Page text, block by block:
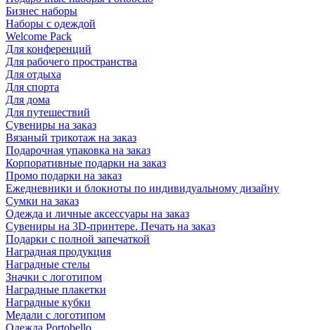
Бизнес наборы
Наборы с одеждой
Welcome Pack
Для конференций
Для рабочего пространства
Для отдыха
Для спорта
Для дома
Для путешествий
Сувениры на заказ
Вязаный трикотаж на заказ
Подарочная упаковка на заказ
Корпоративные подарки на заказ
Промо подарки на заказ
Ежедневники и блокноты по индивидуальному дизайну
Сумки на заказ
Одежда и личные аксессуары на заказ
Сувениры на 3D-принтере. Печать на заказ
Подарки с полной запечаткой
Наградная продукция
Наградные стелы
Значки с логотипом
Наградные плакетки
Наградные кубки
Медали с логотипом
Одежда Portobello